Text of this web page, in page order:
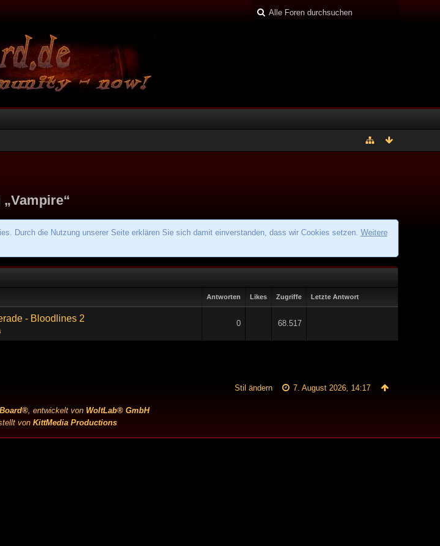
Durch die Nutzung unserer Seite erklären Sie sich damit einverstanden, dass wir Cookies setzen. Weitere
Antworten Likes Zugriffe Letzte Antwort
- Bloodlines 2 0 68.517
7. August 2026, 14:17
Stil ändern
, entwickelt von WoltLab® GmbH
von KittMedia Productions